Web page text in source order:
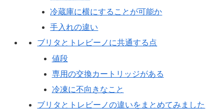
冷蔵庫に横にすることが可能か
手入れの違い
ブリタとトレビーノに共通する点
値段
専用の交換カートリッジがある
冷凍に不向きなこと
ブリタとトレビーノの違いをまとめてみました